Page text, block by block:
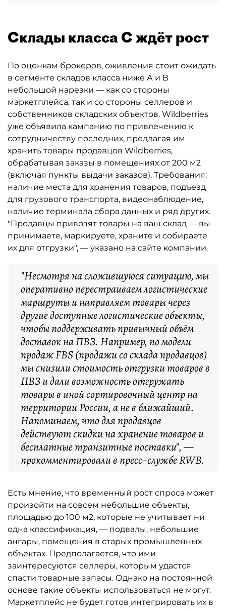
Склады класса С ждёт рост
По оценкам брокеров, оживления стоит ожидать
в сегменте складов класса ниже А и В
небольшой нарезки — как со стороны
маркетплейса, так и со стороны селлеров и
собственников складских объектов. Wildberries
уже объявила кампанию по привлечению к
сотрудничеству последних, предлагая им
хранить товары продавцов Wildberries,
обрабатывая заказы в помещениях от 200 м2
(включая пункты выдачи заказов). Требования:
наличие места для хранения товаров, подъезд
для грузового транспорта, видеонаблюдение,
наличие терминала сбора данных и ряд других.
"Продавцы привозят товары на ваш склад — вы
принимаете, маркируете, храните и собираете
их для отгрузки", — указано на сайте компании.
"Несмотря на сложившуюся ситуацию, мы
оперативно перестраиваем логистические
маршруты и направляем товары через
другие доступные логистические объекты,
чтобы поддерживать привычный объём
доставок на ПВЗ. Например, по модели
продаж FBS (продажи со склада продавцов)
мы снизили стоимость отгрузки товаров в
ПВЗ и дали возможность отгружать
товары в иной сортировочный центр на
территории России, а не в ближайший.
Напоминаем, что для продавцов
действуют скидки на хранение товаров и
бесплатные транзитные поставки", —
прокомментировали в пресс–службе RWB.
Есть мнение, что временный рост спроса может
произойти на совсем небольшие объекты,
площадью до 100 м2, которые не учитывает ни
одна классификация, — подвалы, небольшие
ангары, помещения в старых промышленных
объектах. Предполагается, что ими
заинтересуются селлеры, которым удастся
спасти товарные запасы. Однако на постоянной
основе такие объекты использоваться не могут.
Маркетплейс не будет готов интегрировать их в